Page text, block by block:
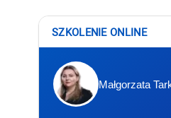
SZKOLENIE ONLINE
Małgorzata